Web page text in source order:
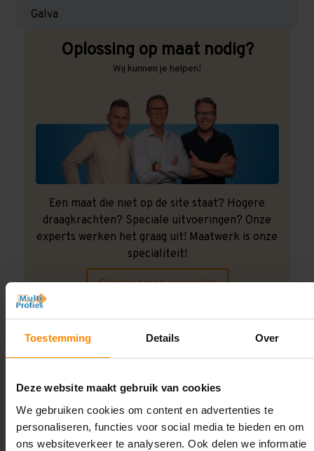
Toestemming Details Over
Deze website maakt gebruik van cookies
We gebruiken cookies om content en advertenties te
personaliseren, functies voor social media te bieden en om
ons websiteverkeer te analyseren. Ook delen we informatie
Galva
Oplossing op maat nodig?
Wij kunnen je helpen!
Een maat die niet op de site staat? Hogere
draagkrachten? Speciale uitvoeringen? Onze
experts werken het graag uit! Maatwerk is onze
specialiteit!
Contact met specialist
Montage uitbesteden?